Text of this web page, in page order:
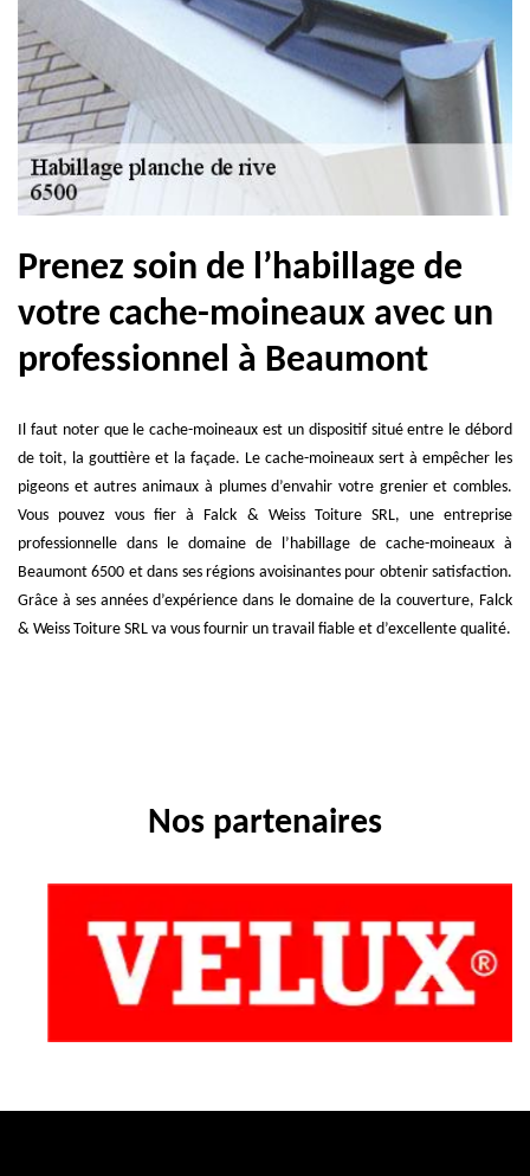
Prenez soin de l’habillage de
votre cache-moineaux avec un
professionnel à Beaumont
Il faut noter que le cache-moineaux est un dispositif situé entre le débord
de toit, la gouttière et la façade. Le cache-moineaux sert à empêcher les
pigeons et autres animaux à plumes d’envahir votre grenier et combles.
Vous pouvez vous fier à Falck & Weiss Toiture SRL, une entreprise
professionnelle dans le domaine de l’habillage de cache-moineaux à
Beaumont 6500 et dans ses régions avoisinantes pour obtenir satisfaction.
Grâce à ses années d’expérience dans le domaine de la couverture, Falck
& Weiss Toiture SRL va vous fournir un travail fiable et d’excellente qualité.
Nos partenaires